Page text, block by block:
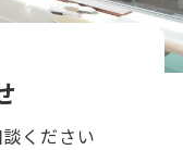
ください